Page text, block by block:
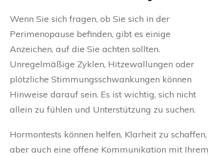
Wenn Sie sich fragen, ob Sie sich in der
Perimenopause befinden, gibt es einige
Anzeichen, auf die Sie achten sollten.
Unregelmäßige Zyklen, Hitzewallungen oder
plötzliche Stimmungsschwankungen können
Hinweise darauf sein. Es ist wichtig, sich nicht
allein zu fühlen und Unterstützung zu suchen.
Hormontests können helfen, Klarheit zu schaffen,
aber auch eine offene Kommunikation mit Ihrem